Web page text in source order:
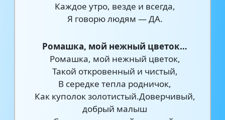
Каждое утро, везде и всегда,
Я говорю людям — ДА.
Ромашка, мой нежный цветок…
Ромашка, мой нежный цветок,
Такой откровенный и чистый,
В середке тепла родничок,
Как куполок золотистый.Доверчивый,
добрый малыш